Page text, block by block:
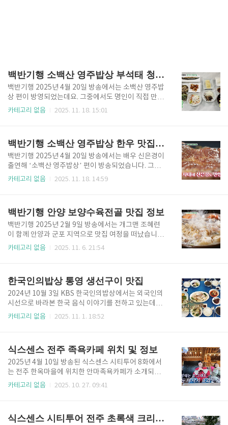
백반기행 소백산 영주밥상 부석태 청국장 맛집 정보
백반기행 2025년 4월 20일 방송에서는 소백산 영주밥
상 편이 방영되었는데요. 그중에서도 명인이 직접 만든
부석태 청국장과 약선 백숙을 맛볼 수 있는 식당이 특히
영주밥상에 소개된 부석태 청국장 맛집의 위치와 자세
한 정보를 알려드리겠습니다. 백반기행 소백산 영주밥
상 부석태 청국장 맛집 메뉴 🔻메뉴 자세히 보기🔻 백반
기행 소백산 영주밥상 부석태 청국장 맛집의 대표 메뉴
는 부석태 청국장 정식입니다. 이 청국장은 영주의 토종
식은 부석태..
카테고리 없음 2025. 11. 18. 15:01
백반기행 소백산 영주밥상 한우 맛집 정보
백반기행 2025년 4월 20일 방송에서는 배우 신은경이
출연해 ‘소백산 영주밥상’ 편이 방송되었습니다. 그중
에서도 영주 대박시장 안에 자리한 한우 갈빗살 식당이
산 영주밥상에 등장한 한우 맛집의 정보와 위치를 자세
히 알려드리겠습니다. 백반기행 소백산 영주밥상 한우
맛집 메뉴 🔻메뉴 자세히 보기🔻백반기행 소백산 영주
밥상 한우 맛집의 대표 메뉴는 한우 갈비살입니다. 영주
대박시장 한가운데 위치하며 영주 한우 숯불구이 전문
랑하며, 80..
카테고리 없음 2025. 11. 18. 14:59
백반기행 안양 보양수육전골 맛집 정보
백반기행 2025년 2월 9일 방송에서는 개그맨 조혜련
이 함께 안양과 군포 지역으로 맛집 여정을 떠났습니다.
그중에서도 안양중앙시장에서 오랜 기간 사랑받아온
양수육전골 맛집의 위치와 자세한 정보를 알려드리겠
습니다. 경기도 안양 중앙시장에 위치한 백반기행 안양
보양수육전골 맛집은 조혜련 씨도 추천한 안양의 오랜
맛집인데요. 보양수육전골로 유명하며, 육개장칼국수,
소꼬리수육 등 다양한 메뉴로 손님들의 입맛을 사로잡
히 알아보겠습니다. 백반기행 ..
카테고리 없음 2025. 11. 6. 21:54
한국인의밥상 통영 생선구이 맛집
2024년 10월 3일 KBS 한국인의밥상에서는 외국인의
시선으로 바라본 한국 음식 이야기를 전하고 있는데요.
그중 통영에 위치한 반건조 생선구이 맛집이 눈길을 끌
개된 통영 생선구이 맛집의 위치와 정보를 안내해드리
겠습니다. 한류 열풍이 더해지면서 한식을 사랑하는 외
국인이 괄목한 만큼 늘었는데요. 어떤 외국인들은 우리
나라의 장문화에 빠지고 어떤 이들은 김치에 빠져서 호
기심 가득한 눈으로 색다른 맛을 탐구하기도 하죠. 이들
기🔻▪️상호명 : 성..
카테고리 없음 2025. 11. 1. 18:52
식스센스 전주 족욕카페 위치 및 정보
2025년 4월 10일 방송된 식스센스 시티투어 8화에서
는 전주 한옥마을에 위치한 안마족욕카페가 소개되었
습니다. 이곳은 특별한 안마와 족욕 서비스를 통해 이미
니다. 이번 글에서는 식스센스 시티투어에 등장한 전주
카테고리 없음 2025. 10. 27. 09:41
식스센스 시티투어 전주 초록색 크리미 콩국수 맛집